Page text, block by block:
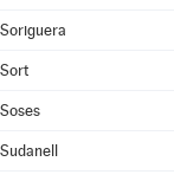
Soriguera
Sort
Soses
Sudanell